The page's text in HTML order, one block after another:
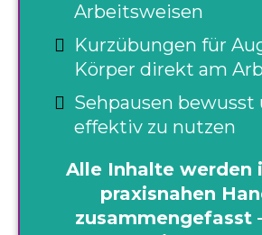
Arbeitsweisen
Kurzübungen für
Körper direkt am
Sehpausen bewusst
effektiv zu nutzen
Alle Inhalte werden
praxisnahen
zusammengefasst